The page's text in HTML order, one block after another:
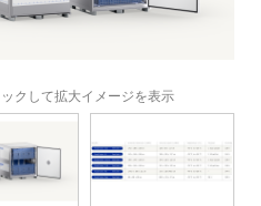
クして拡大イメージを表示